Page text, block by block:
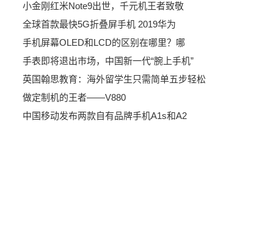
小金刚红米Note9出世，千元机王者致敬
全球首款最快5G折叠屏手机 2019华为
手机屏幕OLED和LCD的区别在哪里？哪
手表即将退出市场，中国新一代“腕上手机”
英国翰思教育：海外留学生只需简单五步轻松
做定制机的王者——V880
中国移动发布两款自有品牌手机A1s和A2